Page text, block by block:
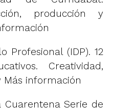
producción y
Profesional (IDP). 12
Creatividad,
Más información
Cuarentena Serie de